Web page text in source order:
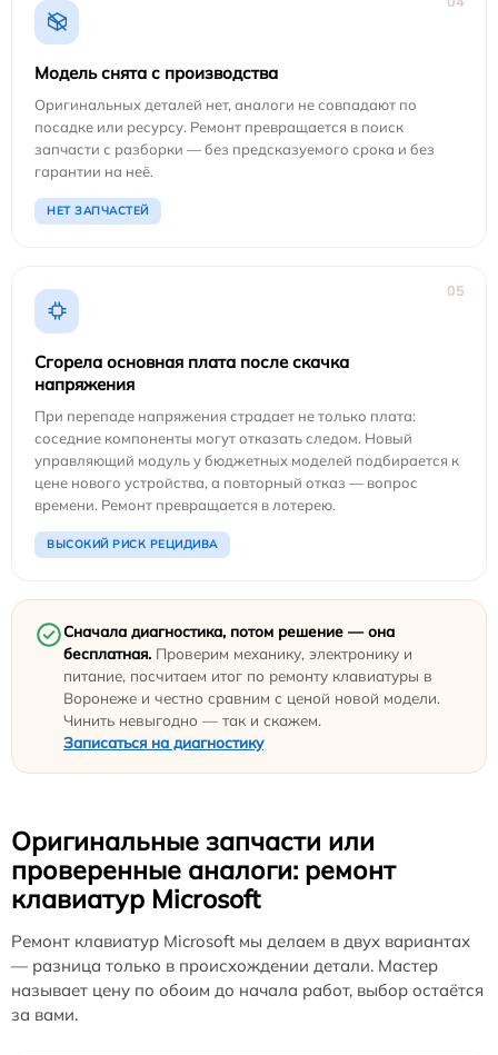
Модель снята с производства
Оригинальных деталей нет, аналоги не совпадают по
посадке или ресурсу. Ремонт превращается в поиск
запчасти с разборки — без предсказуемого срока и без
гарантии на неё.
НЕТ ЗАПЧАСТЕЙ
05
Сгорела основная плата после скачка
напряжения
При перепаде напряжения страдает не только плата:
соседние компоненты могут отказать следом. Новый
управляющий модуль у бюджетных моделей подбирается к
цене нового устройства, а повторный отказ — вопрос
времени. Ремонт превращается в лотерею.
ВЫСОКИЙ РИСК РЕЦИДИВА
Сначала диагностика, потом решение — она
бесплатная. Проверим механику, электронику и
питание, посчитаем итог по ремонту клавиатуры в
Воронеже и честно сравним с ценой новой модели.
Чинить невыгодно — так и скажем.
Записаться на диагностику
Оригинальные запчасти или
проверенные аналоги: ремонт
клавиатур Microsoft
Ремонт клавиатур Microsoft мы делаем в двух вариантах
— разница только в происхождении детали. Мастер
называет цену по обоим до начала работ, выбор остаётся
за вами.